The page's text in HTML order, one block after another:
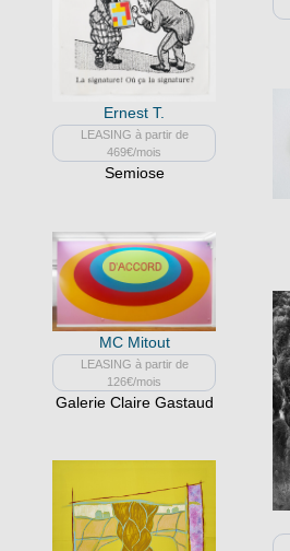
Ernest T.
LEASING à partir de
469€/mois
Semiose
MC Mitout
LEASING à partir de
126€/mois
Galerie Claire Gastaud